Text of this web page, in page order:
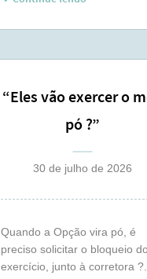
“Eles vão exercer o
pó ?”
30 de julho de 2026
Quando a Opção vira pó, é
preciso solicitar o bloqueio do
exercício, junto à corretora ?...